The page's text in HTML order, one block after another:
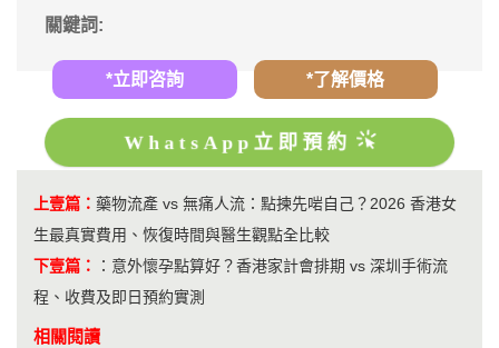
關鍵詞:
*立即咨詢 *了解價格
WhatsApp立即預約
上壹篇： 藥物流產 vs 無痛人流：點揀先啱自己？2026 香港女
生最真實費用、恢復時間與醫生觀點全比較
下壹篇：
： 意外懷孕點算好？香港家計會排期 vs 深圳手術流
程、收費及即日預約實測
相關閱讀